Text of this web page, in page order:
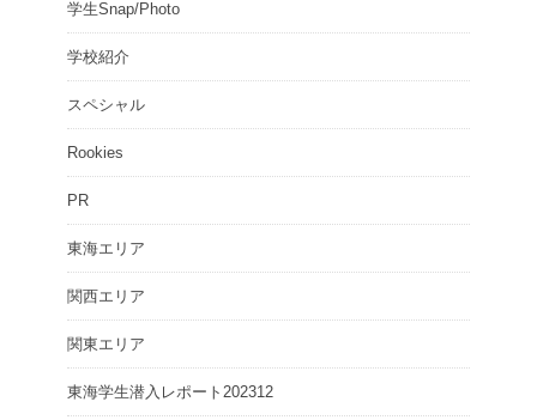
学生Snap/Photo
学校紹介
スペシャル
Rookies
PR
東海エリア
関西エリア
関東エリア
東海学生潜入レポート202312